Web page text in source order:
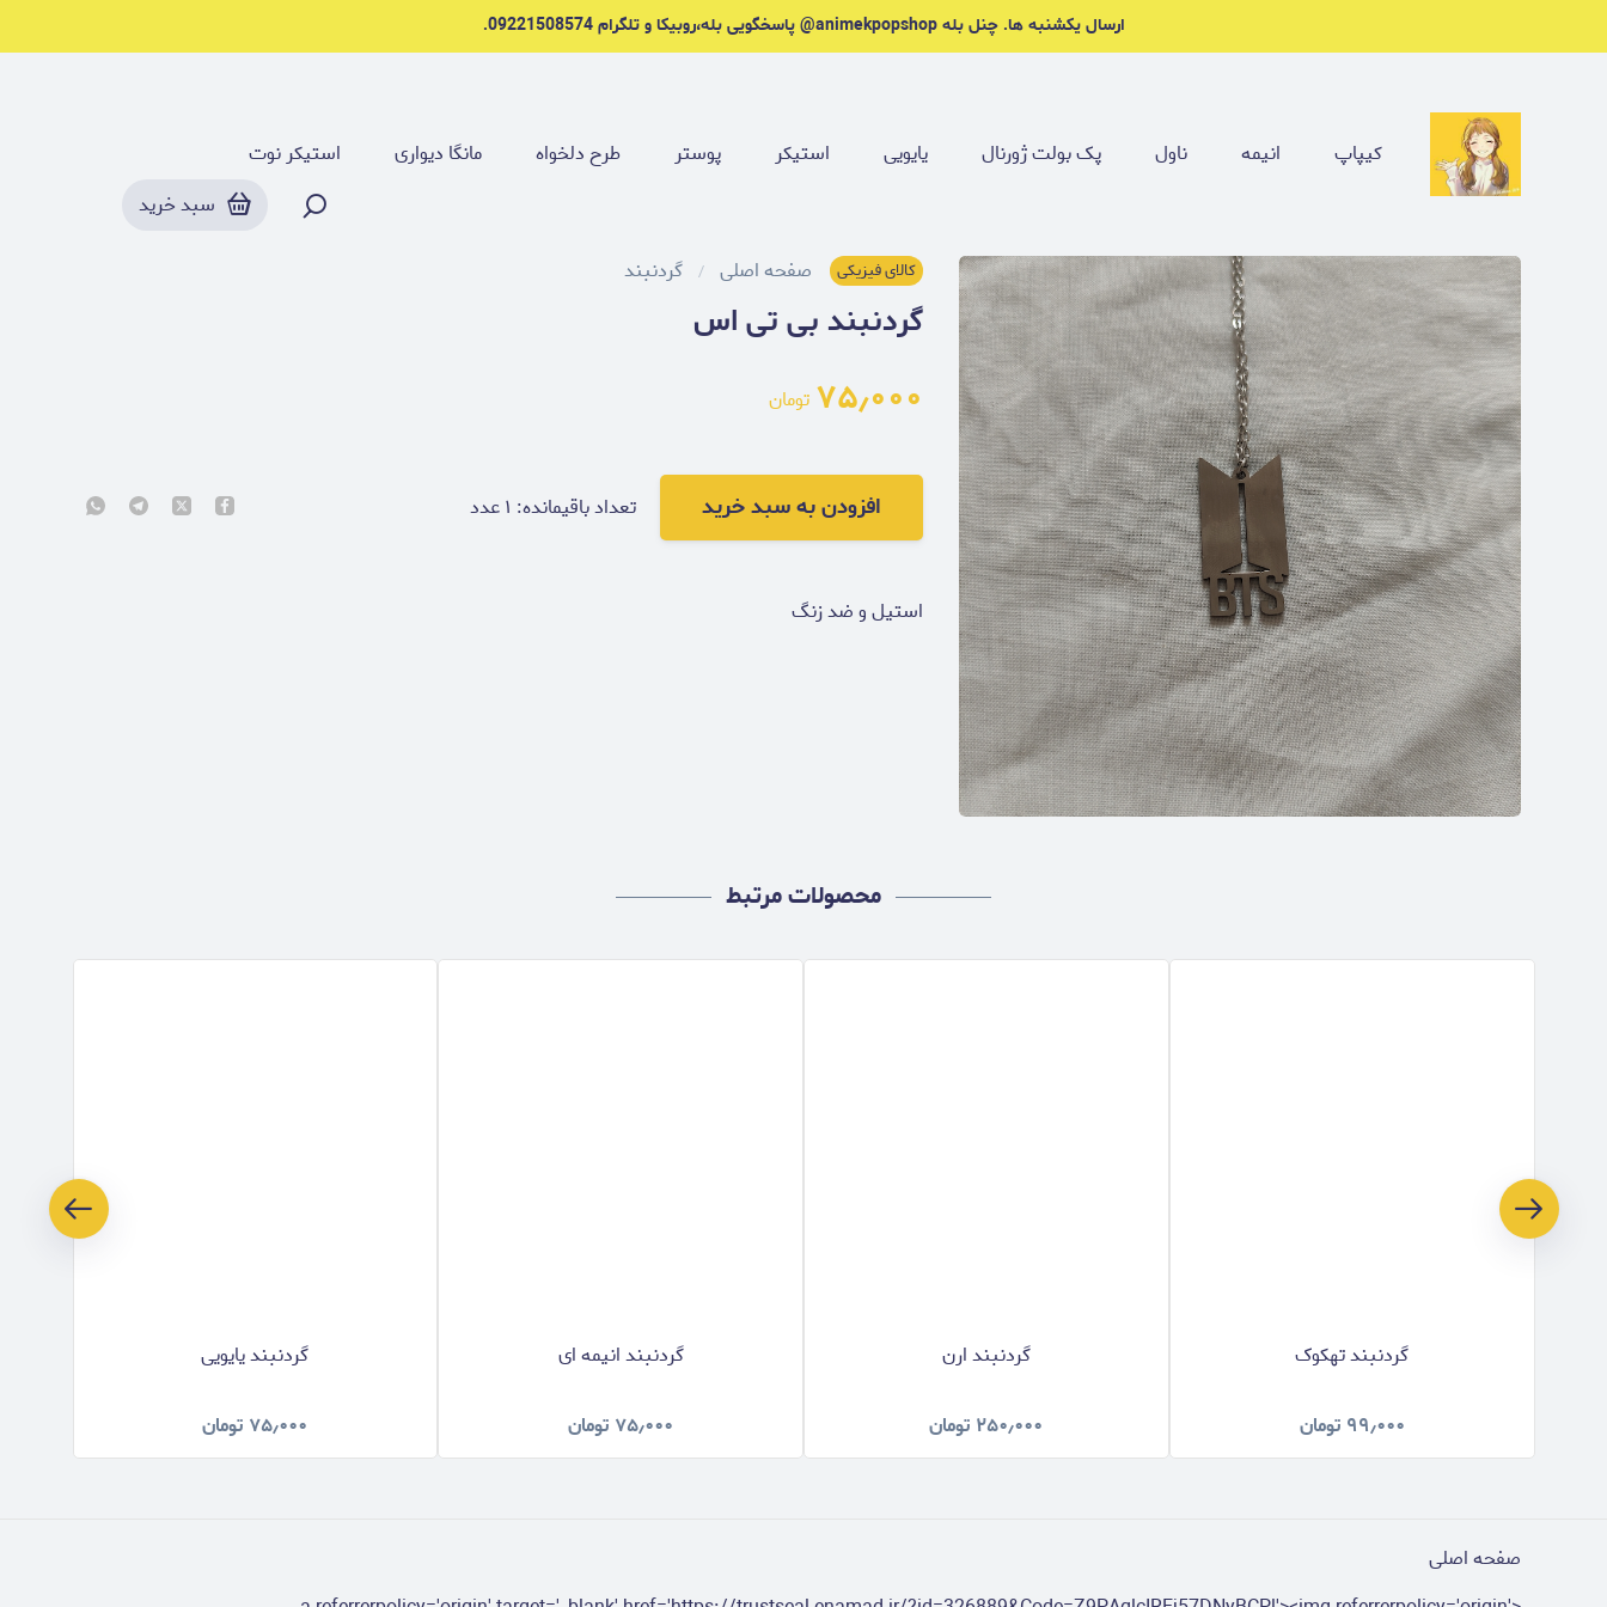
ارسال یکشنبه ها. چنل بله animekpopshop@ پاسخگویی بله،روبیکا و تلگرام 09221508574.
کیپاپ انیمه ناول پک بولت ژورنال یایویی استیکر پوستر طرح دلخواه مانگا دیواری
استیکر نوت
سبد خرید
کالای فیزیکی صفحه اصلی گردنبند
گردنبند بی تی اس
۷۵٫۰۰۰ تومان
افزودن به سبد خرید تعداد باقیمانده: ۱عدد
استیل و ضد زنگ
محصولات مرتبط
گردنبند تهکوک
۹۹٫۰۰۰ تومان
گردنبند ارن
۲۵۰٫۰۰۰ تومان
گردنبند انیمه ای
۷۵٫۰۰۰ تومان
گردنبند یایویی
۷۵٫۰۰۰ تومان
صفحه اصلی